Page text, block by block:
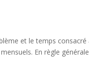
et le temps consacré
En règle